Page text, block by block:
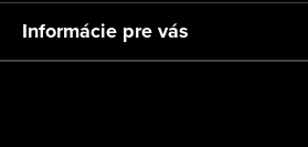
Informácie pre vás